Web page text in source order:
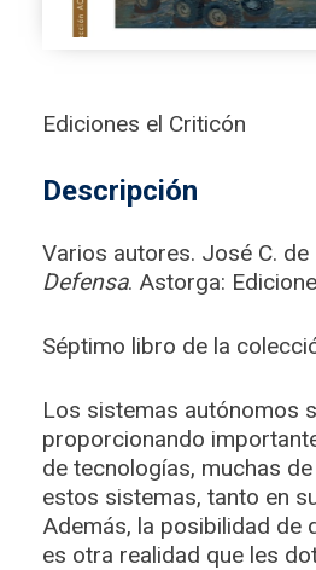
Ediciones el Criticón
Descripción
Varios autores. José C. de
Defensa. Astorga:
Séptimo libro de la
Los sistemas autónomos
proporcionando
de tecnologías, muchas
estos sistemas, tanto en
Además, la posibilidad de
es otra realidad que les